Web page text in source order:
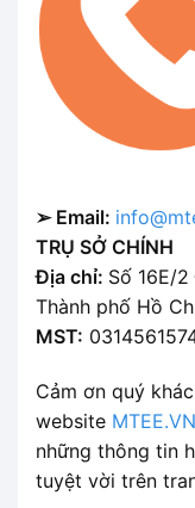
➢ Email:
TRỤ SỞ CHÍNH
Địa chỉ: Số 16E/
Thành phố Hồ
MST:
Cảm ơn quý
website MTEE.VN
những thông tin
tuyệt vời trên